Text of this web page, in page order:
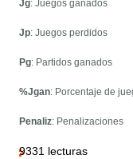
Jg: Juegos ganados
Jp: Juegos perdidos
Pg: Partidos ganados
%Jgan: Porcentaje de
Penaliz: Penalizaciones
9331 lecturas